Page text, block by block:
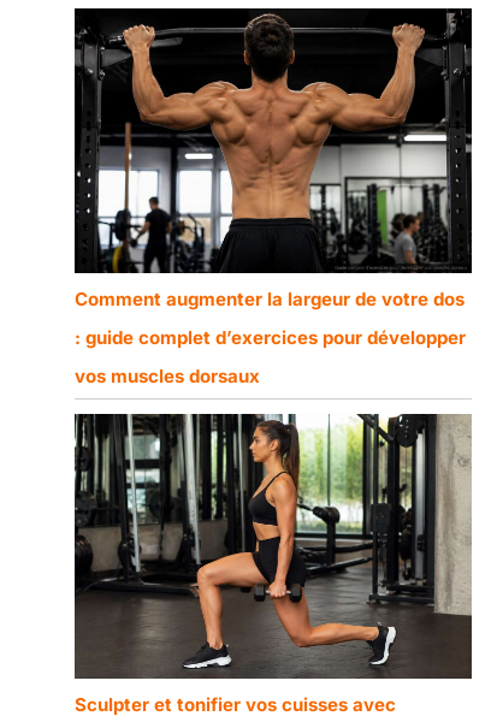
Comment augmenter la largeur de votre dos
: guide complet d’exercices pour développer
vos muscles dorsaux
Sculpter et tonifier vos cuisses avec